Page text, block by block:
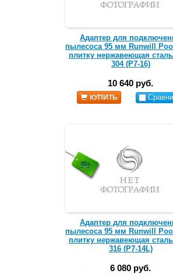
Адаптер для
пылесоса 95 мм Runwill
плитку нержавеющая
304 (Р7-16)
10 640 руб.
КУПИТЬ
Адаптер для
пылесоса 95 мм Runwill
плитку нержавеющая
316 (Р7-14L)
6 080 руб.